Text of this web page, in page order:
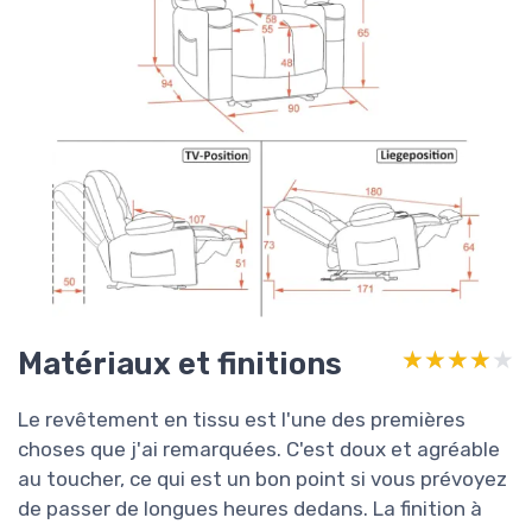
Matériaux et finitions ★★★★★
★★★★★
Le revêtement en tissu est l'une des premières
choses que j'ai remarquées. C'est doux et agréable
au toucher, ce qui est un bon point si vous prévoyez
de passer de longues heures dedans. La finition à